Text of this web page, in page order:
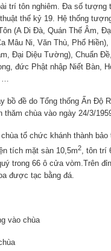
trí tôn nghiêm. Đa số tượng
thế kỷ 19. Hệ thống
(A Di Đà, Quán Thế Âm,
Mâu Ni, Văn Thù, Phổ Hiền),
Đại Diệu Tường), Chuẩn
đức Phật nhập Niết Bàn,
…
bồ đề do Tổng thống Ấn Độ
thăm chùa vào ngày 24/3/
chùa tổ chức khánh thành
tích mặt sàn 10,5m2, tôn trí
trong 66 ô cửa vòm.Trên
được tạc bằng đá.
vào chùa